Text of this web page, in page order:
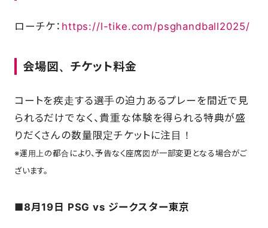
ローチケ： https://l-tike.com/psghandball2025/
会場図、チケット料金
コートを疾走する選手の迫力あるプレーを間近で見
られるだけでなく、貴重な体験を得られる特典が盛
りだくさんの数量限定チケットに注目！
※運用上の都合により、予告なく座席図が一部変更となる場合がご
ざいます。
■8月19日 PSG vs ジークスター東京